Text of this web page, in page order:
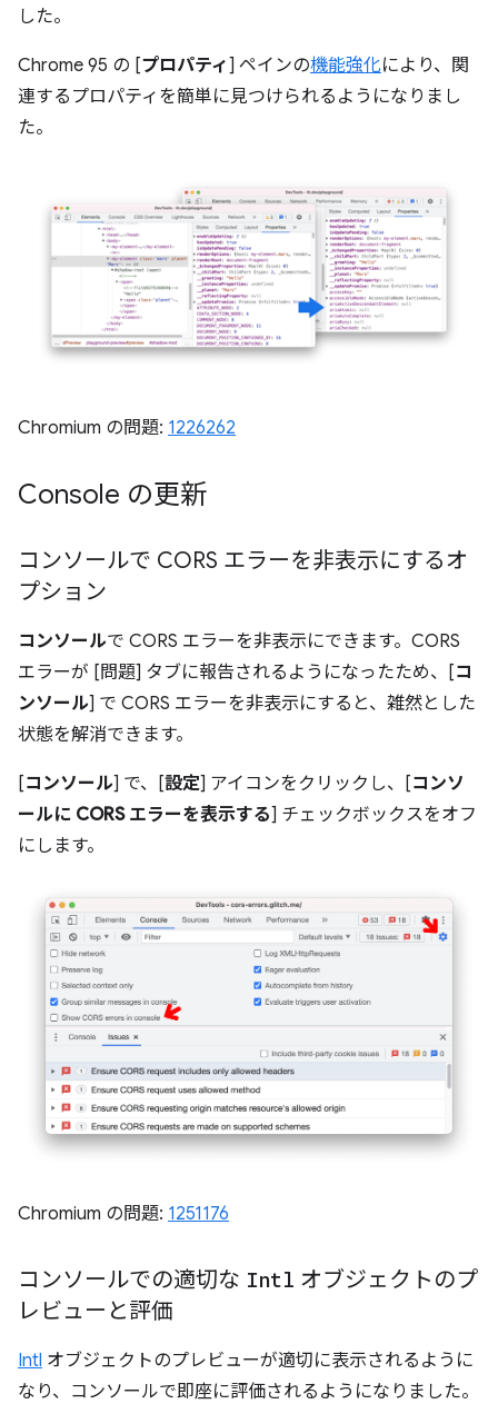
した。
Chrome 95 の [プロパティ ] ペインの機能強化により、関
連するプロパティを簡単に見つけられるようになりまし
た。
Chromium の問題: 1226262
Console の更新
コンソールで CORS エラーを非表示にするオ
プション
コンソールで CORS エラーを非表示にできます。CORS
エラーが [問題] タブに報告されるようになったため、[コ
ンソール] で CORS エラーを非表示にすると、雑然とした
状態を解消できます。
[コンソール] で、[設定] アイコンをクリックし、[コンソ
ールに CORS エラーを表示する] チェックボックスをオフ
にします。
Chromium の問題: 1251176
コンソールでの適切な Intl オブジェクトのプ
レビューと評価
Intl オブジェクトのプレビューが適切に表示されるように
なり、コンソールで即座に評価されるようになりました。